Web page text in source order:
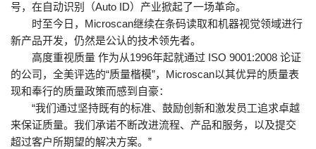
号，在自动识别（Auto ID）产业掀起了一场革命。
时至今日，Microscan继续在条码读取和机器视觉领域进行
新产品开发，仍然是公认的技术领先者。
高度重视质量 作为从1996年起就通过 ISO 9001:2008 论证
的公司，全美评选的“质量楷模”，Microscan以其优异的质量表
现和奉行的质量政策而感到自豪：
“我们通过坚持既有的标准、鼓励创新和激发员工追求卓越
来保证质量。我们承诺不断改进流程、产品和服务，以及提交
超过客户所期望的解决方案。”